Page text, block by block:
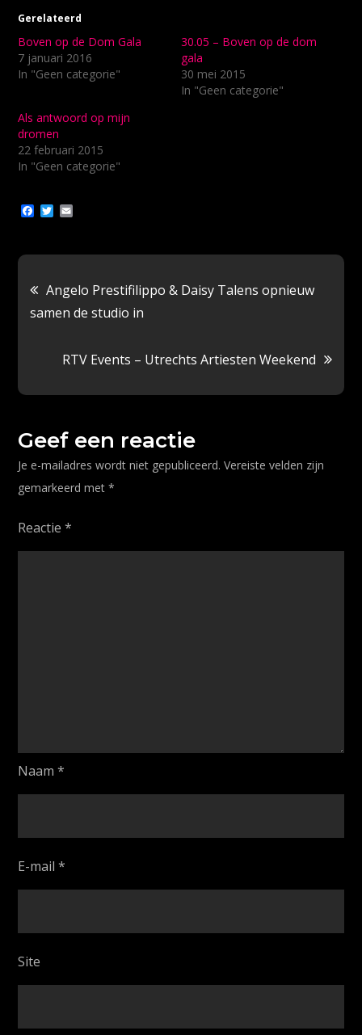
Gerelateerd
Boven op de Dom Gala
7 januari 2016
In "Geen categorie"
30.05 – Boven op de dom
gala
30 mei 2015
In "Geen categorie"
Als antwoord op mijn
dromen
22 februari 2015
In "Geen categorie"
F
o
T
r
Bericht
navigatie
Angelo Prestifilippo & Daisy Talens opnieuw
samen de studio in
RTV Events – Utrechts Artiesten Weekend
Geef een reactie
Je e-mailadres wordt niet gepubliceerd. Vereiste velden zijn
gemarkeerd met*
Reactie*
Naam*
E-mail*
Site